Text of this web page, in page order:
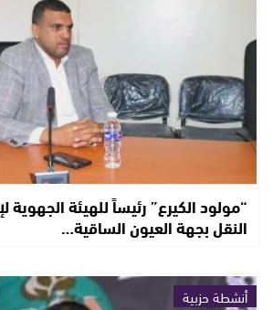
“مولود الكيرع” رئيساً للهيئة
النقل بجهة العيون الساقية…
أنشطة حزبية